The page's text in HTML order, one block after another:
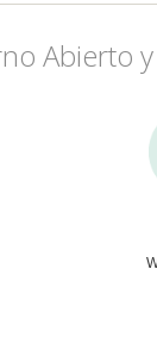
Abierto